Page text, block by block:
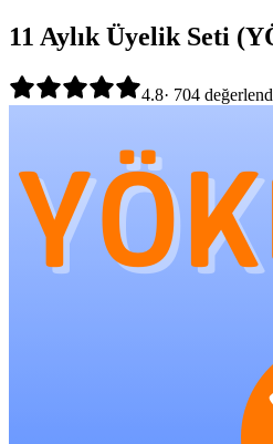
11 Aylık Üyelik Seti
4.8· 704